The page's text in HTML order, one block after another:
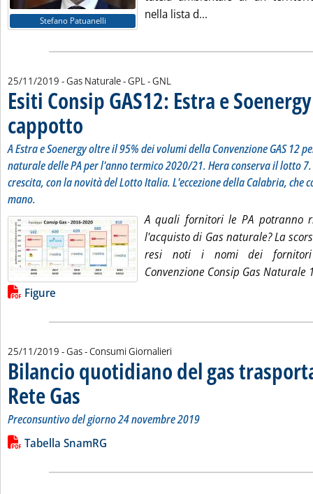
Stefano Patuanelli
nella lista d...
25/11/2019 - Gas Naturale - GPL - GNL
Esiti Consip GAS12: Estra e
cappotto . Sottotitolo: A Estra e Soenergy oltre il 95% dei volumi della
. Pubblicata lunedì 25 novembre 2019 alle 13.42.
A Estra e Soenergy oltre il 95% dei volumi della Convenzione GAS 12
naturale delle PA per l'anno termico 2020/21. Hera conserva il lotto
crescita, con la novità del Lotto Italia. L'eccezione della Calabria, che
mano.
A quali fornitori le PA potranno
l'acquisto di Gas naturale? La
resi noti i nomi dei fornitori
Convenzione Consip Gas Naturale
Lista allegati PDF alla notizia
Figure
25/11/2019 - Gas - Consumi Giornalieri
Bilancio quotidiano del gas
Rete Gas . Sottotitolo: Preconsuntivo del giorno 24 novembre 2019
. Pubblicata lunedì 25 novembre 2019 alle 13.28.
Preconsuntivo del giorno 24 novembre 2019
Leggi tutta la notizia: 'Bilancio quotidiano del gas
Lista allegati PDF alla notizia
Tabella SnamRG